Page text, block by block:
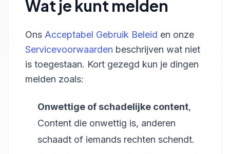
Wat je kunt melden
Ons Acceptabel Gebruik Beleid en onze
Servicevoorwaarden beschrijven wat niet
is toegestaan. Kort gezegd kun je dingen
melden zoals:
Onwettige of schadelijke content,
Content die onwettig is, anderen
schaadt of iemands rechten schendt.